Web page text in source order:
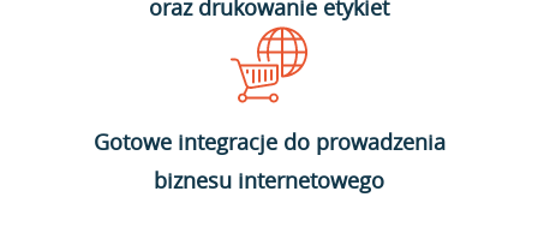
oraz drukowanie etykiet
Gotowe integracje do prowadzenia
biznesu internetowego